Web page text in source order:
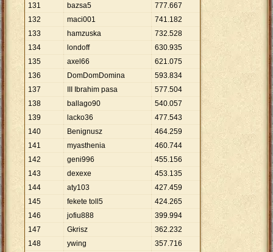
131
bazsa5 777.667
132
maci001 741.182
133
hamzuska 732.528
134
londoff 630.935
135
axel66 621.075
136
DomDomDomina 593.834
137
III Ibrahim pasa 577.504
138
ballago90 540.057
139
lacko36 477.543
140
Benignusz 464.259
141
myasthenia 460.744
142
geni996 455.156
143
dexexe 453.135
144
aty103 427.459
145
fekete toll5 424.265
146
jofiu888 399.994
147
Gkrisz 362.232
148
ywing 357.716